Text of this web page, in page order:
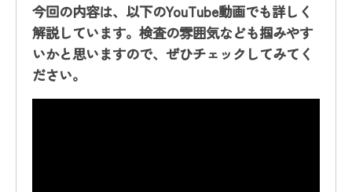
今回の内容は、以下のYouTube動画でも詳しく
解説しています。検査の雰囲気なども掴みやす
いかと思いますので、ぜひチェックしてみてく
ださい。